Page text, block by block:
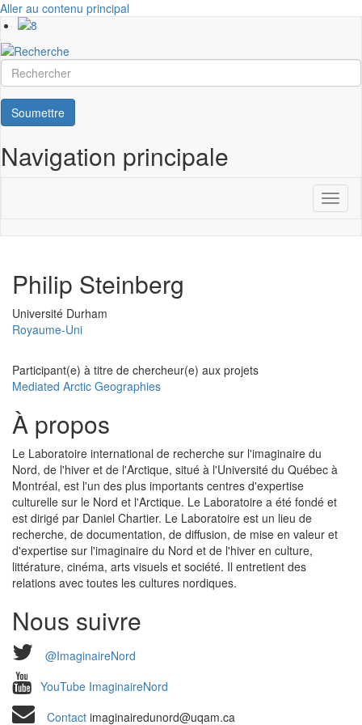
Aller au contenu principal
Rechercher
Soumettre
Navigation principale
Philip Steinberg
Université
Université Durham
Royaume-Uni
Participant(e) à titre de chercheur(e) aux projets
Mediated Arctic Geographies
À propos
Le Laboratoire international de recherche sur l'imaginaire du
Nord, de l'hiver et de l'Arctique, situé à l'Université du Québec à
Montréal, est l'un des plus importants centres d'expertise
culturelle sur le Nord et l'Arctique. Le Laboratoire a été fondé et
est dirigé par Daniel Chartier. Le Laboratoire est un lieu de
recherche, de documentation, de diffusion, de mise en valeur et
d'expertise sur l'imaginaire du Nord et de l'hiver en culture,
littérature, cinéma, arts visuels et société. Il entretient des
relations avec toutes les cultures nordiques.
Nous suivre
@ImaginaireNord
YouTube ImaginaireNord
Contact imaginairedunord@uqam.ca